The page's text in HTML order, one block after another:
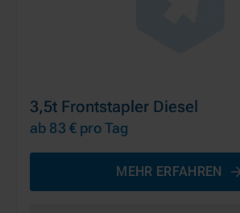
3,5t Frontstapler Diesel
ab 83 € pro Tag
MEHR ERFAHREN